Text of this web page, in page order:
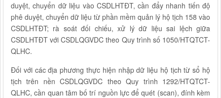
duyệt, chuyển dữ liệu vào CSDLHTĐT, cần đẩy nhanh tiến độ
phê duyệt, chuyển dữ liệu từ phần mềm quản lý hộ tịch 158 vào
CSDLHTĐT; rà soát đối chiếu, xử lý dữ liệu sai lệch giữa
CSDLHTĐT với CSDLQGVDC theo Quy trình số 1050/HTQTCT-
QLHC.
Đối với các địa phương thực hiện nhập dữ liệu hộ tịch từ sổ hộ
tịch trên nền CSDLQGVDC theo Quy trình 1292/HTQTCT-
QLHC, cần quan tâm bố trí nguồn lực để quét (scan), đính kèm